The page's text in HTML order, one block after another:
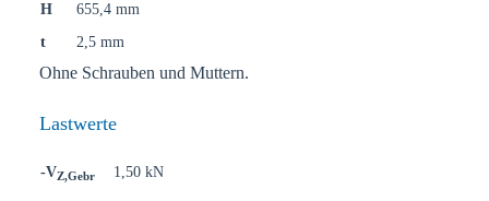
H
655,4 mm
t
2,5 mm
Ohne Schrauben und Muttern.
Lastwerte
-VZ,Gebr 1,50 kN